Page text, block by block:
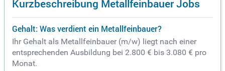
Kurzbeschreibung Metallfeinbauer Jobs
Gehalt: Was verdient ein Metallfeinbauer?
Ihr Gehalt als Metallfeinbauer (m/w) liegt nach einer
entsprechenden Ausbildung bei 2.800 € bis 3.080 € pro
Monat.